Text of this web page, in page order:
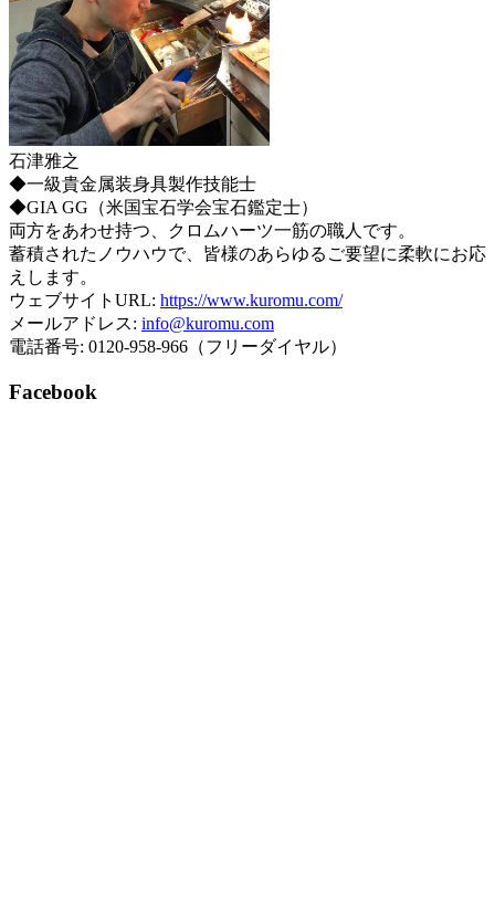
石津雅之
◆一級貴金属装身具製作技能士
◆GIA GG（米国宝石学会宝石鑑定士）
両方をあわせ持つ、クロムハーツ一筋の職人です。
蓄積されたノウハウで、皆様のあらゆるご要望に柔軟にお応
えします。
ウェブサイトURL: https://www.kuromu.com/
メールアドレス: info@kuromu.com
電話番号: 0120-958-966（フリーダイヤル）
Facebook